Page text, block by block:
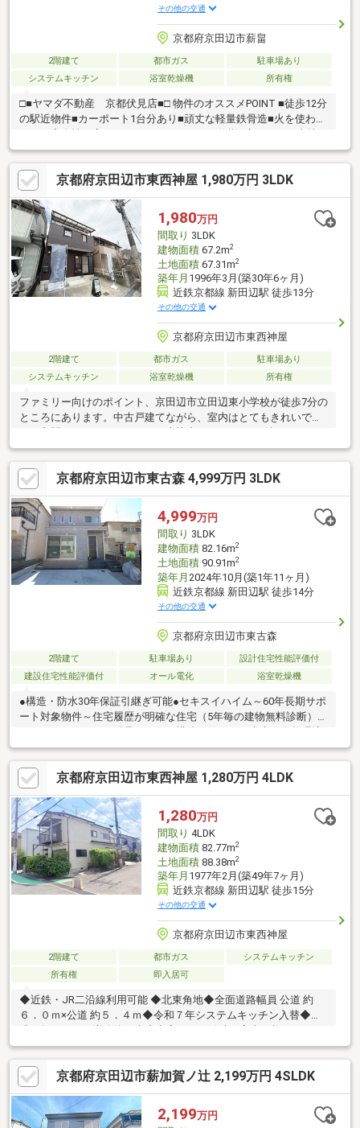
その他の交通
京都府京田辺市薪畠
2階建て 都市ガス
駐車場あり
システムキッチン
浴室乾燥機 所有権
□■ヤマダ不動産 京都伏見店■□ 物件のオススメPOINT ■徒歩12分
の駅近物件■カーポート1台分あり■頑丈な軽量鉄骨造■火を使わな
間取りで二世帯住宅としてもご検討頂けます■前道約6m■周辺環
境充実 周辺環境 ■JR「大住駅」徒歩12分■薪小学校 徒歩14分■
田辺中学校 徒歩34分■スーパーストアナカガワ大住ヶ丘店 徒
歩15分〇ご成約でヤマダポイントプレゼント＆ヤマダデンキで家
具家電購入時の割引特典！☆☆ご内覧・ご相談のご予約受付中
☆☆お気軽にお問合せ下さい♪→0120-428-503
京都府京田辺市東西神屋 1,980万円 3LDK
1,980万円
間取り 3LDK
建物面積67.2m2
土地面積67.31m2
築年月 1996年3月(築30年6ヶ月)
近鉄京都線 新田辺駅 徒歩13分
その他の交通
京都府京田辺市東西神屋
2階建て 都市ガス
駐車場あり
システムキッチン
浴室乾燥機 所有権
ファミリー向けのポイント、京田辺市立田辺東小学校が徒歩7分の
ところにあります。中古戸建てながら、室内はとてもきれいで
インターホン付きです。67.2㎡の建物面積でスペースの面でも問
題なく快適に過ごせますよ。広々としたリビングに充実設備のキ
ッチンを備えた3LDK。
京都府京田辺市東古森 4,999万円 3LDK
4,999万円
間取り 3LDK
建物面積82.16m2
土地面積90.91m2
築年月 2024年10月(築1年11ヶ月)
近鉄京都線 新田辺駅 徒歩14分
その他の交通
京都府京田辺市東古森
2階建て 駐車場あり
設計住宅性能評価付
建設住宅性能評価付
オール電化 浴室乾燥機
●構造・防水30年保証引継ぎ可能●セキスイハイム～60年長期サポ
ート対象物件～住宅履歴が明確な住宅（5年毎の建物無料診断）セ
キスイハイムでは、鉄骨ラーメン構造の住まいの大半を自然環境
に影響されない工場で仕上げてしまうユニット工法を採用してい
ます。ラーメン構造ユニットは、柱に100mmの角形鋼管。天井梁
は200mm。床梁は150mmのたわみの生じにくい形鋼で構成され
ています。鋼材はねばり強いSS-41鋼。この頑強な鉄骨材を溶接
により剛接合させたハイムのラーメン構造ユニットは、100年に
一度といわれる震度6以上の力に対しては、建物自体は崩壊せず人
身に被害を与えない強さを目標にしています。
京都府京田辺市東西神屋 1,280万円 4LDK
1,280万円
間取り 4LDK
建物面積82.77m2
土地面積88.38m2
築年月 1977年2月(築49年7ヶ月)
近鉄京都線 新田辺駅 徒歩15分
その他の交通
京都府京田辺市東西神屋
2階建て 都市ガス
システムキッチン
所有権
即入居可
◆近鉄・JR二沿線利用可能 ◆北東角地◆全面道路幅員 公道 約
６．０ｍ×公道 約５．４ｍ◆令和７年システムキッチン入替◆平
京都府京田辺市薪加賀ノ辻 2,199万円 4SLDK
2,199万円